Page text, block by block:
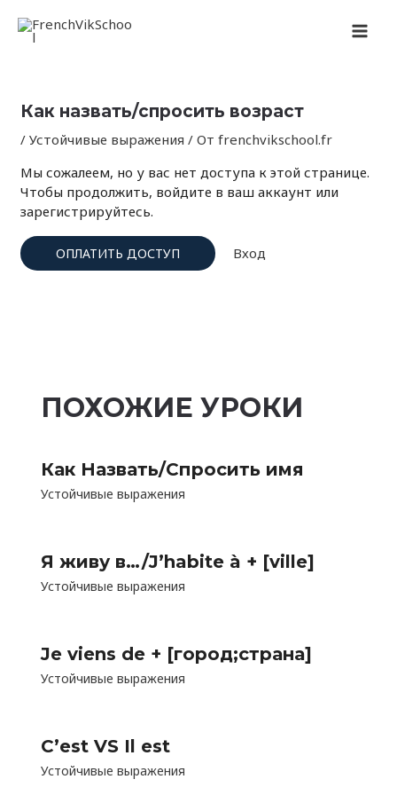
содержимому
Как назвать/спросить возраст
/Устойчивые выражения / Отfrenchvikschool.fr
Мы сожалеем, но у вас нет доступа к этой странице.
Чтобы продолжить, войдите в ваш аккаунт или
зарегистрируйтесь.
ОПЛАТИТЬ ДОСТУП Вход
по
записям
ПОХОЖИЕ УРОКИ
Как Назвать/Спросить имя
Устойчивые выражения
Я живу в…/J’habite à + [ville]
Устойчивые выражения
Je viens de + [город;страна]
Устойчивые выражения
C’est VS Il est
Устойчивые выражения